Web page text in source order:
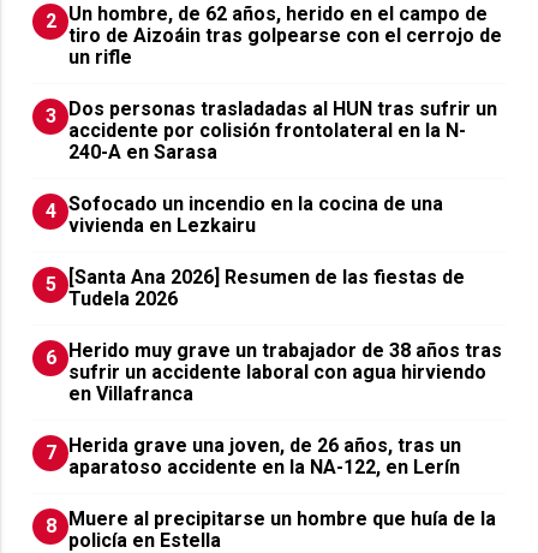
2 Un hombre, de 62 años, herido en el campo de
tiro de Aizoáin tras golpearse con el cerrojo de
un rifle
3 ​Dos personas trasladadas al HUN tras sufrir un
accidente por colisión frontolateral en la N-
240-A en Sarasa
4 Sofocado un incendio en la cocina de una
vivienda en Lezkairu
5
[Santa Ana 2026] Resumen de las fiestas de
Tudela 2026
6 Herido muy grave un trabajador de 38 años tras
sufrir un accidente laboral con agua hirviendo
en Villafranca
7 Herida grave una joven, de 26 años, tras un
aparatoso accidente en la NA-122, en Lerín
8 Muere al precipitarse un hombre que huía de la
policía en Estella